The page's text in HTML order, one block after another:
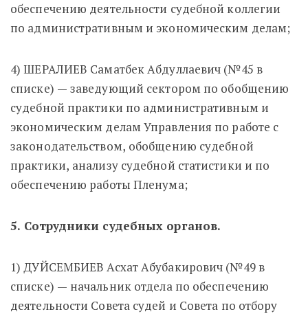
обеспечению деятельности судебной коллегии
по административным и экономическим делам;
4) ШЕРАЛИЕВ Саматбек Абдуллаевич (№45 в
списке) — заведующий сектором по обобщению
судебной практики по административным и
экономическим делам Управления по работе с
законодательством, обобщению судебной
практики, анализу судебной статистики и по
обеспечению работы Пленума;
5. Сотрудники судебных органов.
1) ДУЙСЕМБИЕВ Асхат Абубакирович (№49 в
списке) — начальник отдела по обеспечению
деятельности Совета судей и Совета по отбору